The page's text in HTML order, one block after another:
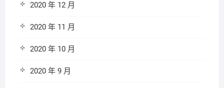
2020 年 12 月
2020 年 11 月
2020 年 10 月
2020 年 9 月